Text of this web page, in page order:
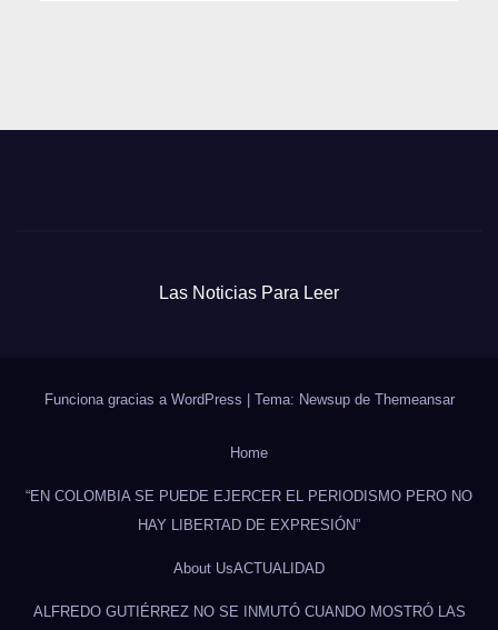
Las Noticias Para Leer
Funciona gracias a WordPress Tema: Newsup de Themeansar
Home
“EN COLOMBIA SE PUEDE EJERCER EL PERIODISMO PERO NO
HAY LIBERTAD DE EXPRESIÓN”
About UsACTUALIDAD
ALFREDO GUTIÉRREZ NO SE INMUTÓ CUANDO MOSTRÓ LAS